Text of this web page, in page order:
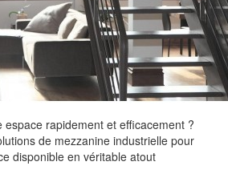
espace rapidement et efficacement ?
de mezzanine industrielle pour
disponible en véritable atout